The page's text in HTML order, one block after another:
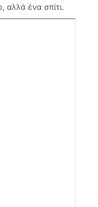
αλλά ένα σπίτι.